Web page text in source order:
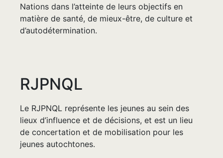
Nations dans l’atteinte de leurs objectifs en
matière de santé, de mieux-être, de culture et
d’autodétermination.
RJPNQL
Le RJPNQL représente les jeunes au sein des
lieux d’influence et de décisions, et est un lieu
de concertation et de mobilisation pour les
jeunes autochtones.